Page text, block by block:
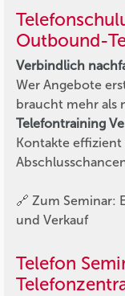
Outbound-
Verbindlich
Wer Angebote
braucht mehr als
Telefontraining
Kontakte
🔗 Zum Seminar:
und Verkauf
Telefon